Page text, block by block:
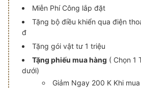
Miễn Phí Công lắp đặt
Tặng bộ điều khiển qua điện
đ
Tặng gói vật tư 1 triệu
Tặng phiếu mua hàng ( Chọn 1
dưới)
Giảm Ngay 200 K Khi